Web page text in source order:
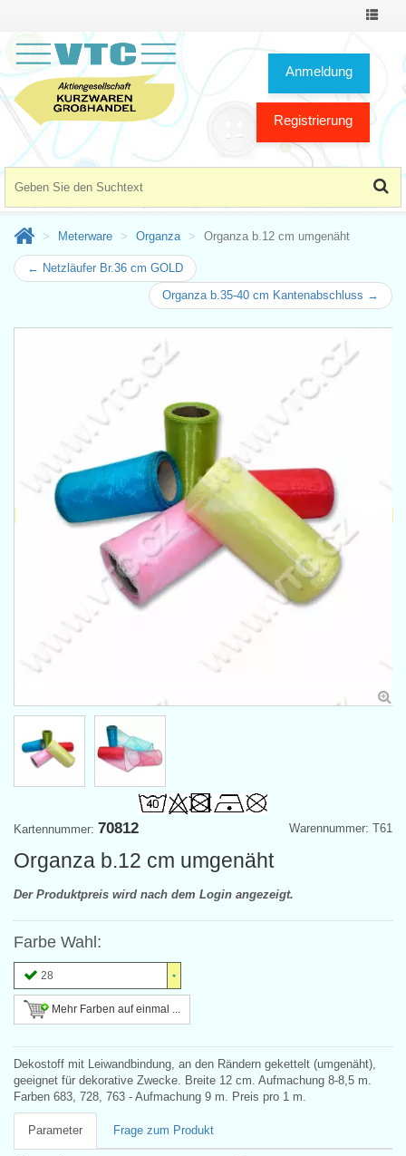
Toggle
Anmeldung
Registrierung
Meterware Organza Organza b.12 cm umgenäht
← Netzläufer Br.36 cm GOLD
Organza b.35-40 cm Kantenabschluss →
Warennummer: T61
Kartennummer: 70812
Organza b.12 cm umgenäht
Der Produktpreis wird nach dem Login angezeigt.
Farbe Wahl:
28
Mehr Farben auf einmal ...
Dekostoff mit Leiwandbindung, an den Rändern gekettelt (umgenäht),
geeignet für dekorative Zwecke. Breite 12 cm. Aufmachung 8-8,5 m.
Farben 683, 728, 763 - Aufmachung 9 m. Preis pro 1 m.
Parameter Frage zum Produkt